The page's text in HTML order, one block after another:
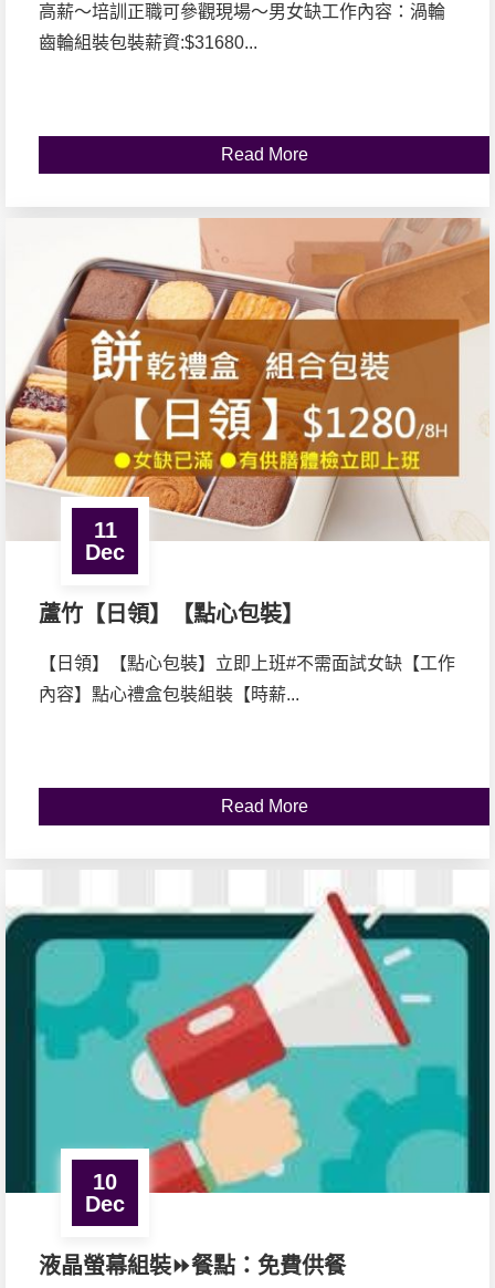
高薪～培訓正職可參觀現場～男女缺工作內容：渦輪
齒輪組裝包裝薪資:$31680...
Read More
11
Dec
蘆竹【日領】【點心包裝】
【日領】【點心包裝】立即上班#不需面試女缺【工作
內容】點心禮盒包裝組裝【時薪...
Read More
10
Dec
液晶螢幕組裝⏩餐點：免費供餐